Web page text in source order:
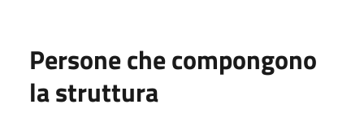
Persone che compongono
la struttura